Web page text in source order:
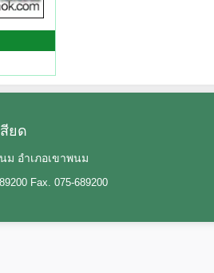
ยด
ม อำเภอเขาพนม
Fax. 075-689200